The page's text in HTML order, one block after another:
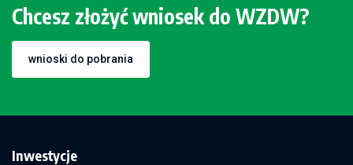
Chcesz złożyć wniosek do WZDW?
wnioski do pobrania
Inwestycje